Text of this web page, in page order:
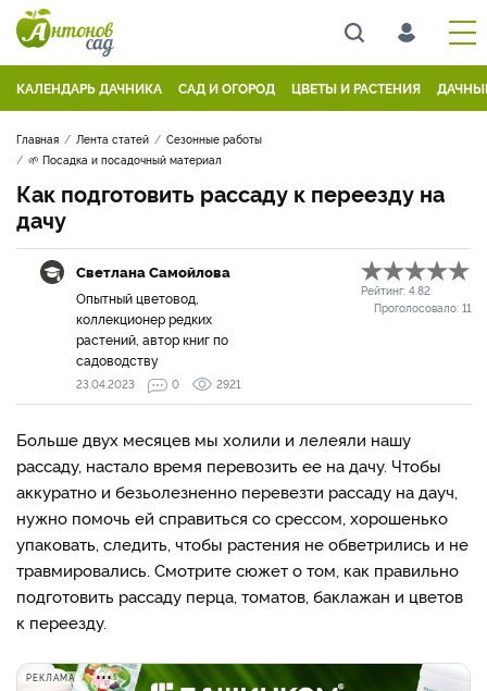
КАЛЕНДАРЬ ДАЧНИКА САД И ОГОРОД ЦВЕТЫ И РАСТЕНИЯ
Главная Лента статей
Сезонные работы
🌱 Посадка и посадочный материал
Как подготовить рассаду к переезду на
дачу
Светлана Самойлова
Опытный цветовод,
коллекционер редких
растений, автор книг по
садоводству
Рейтинг: 4.82
Проголосовало: 11
23.04.2023 0 2921
Больше двух месяцев мы холили и лелеяли нашу
рассаду, настало время перевозить ее на дачу. Чтобы
аккуратно и безьолезненно перевезти рассаду на дауч,
нужно помочь ей справиться со срессом, хорошенько
упаковать, следить, чтобы растения не обветрились и не
травмировались. Смотрите сюжет о том, как правильно
подготовить рассаду перца, томатов, баклажан и цветов
к переезду.
РЕКЛАМА